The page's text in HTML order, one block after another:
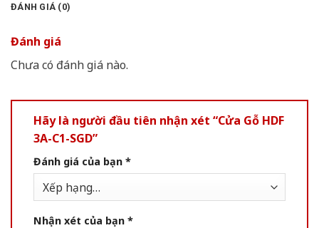
ĐÁNH GIÁ (0)
Đánh giá
Chưa có đánh giá nào.
Hãy là người đầu tiên nhận xét “Cửa Gỗ HDF
3A-C1-SGD”
Đánh giá của bạn *
Nhận xét của bạn *